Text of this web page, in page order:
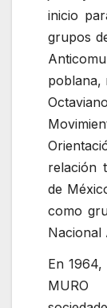
inicio
grupos
poblana,
relación
de
como
Nacional
En